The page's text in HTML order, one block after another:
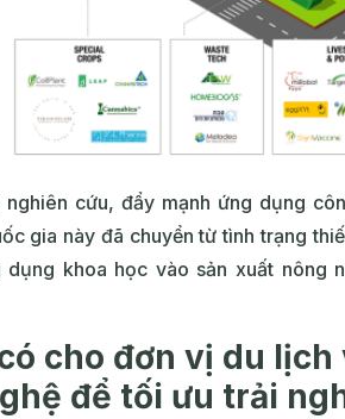
cứu, đẩy mạnh ứng dụng
gia này đã chuyển từ tình trạng
khoa học vào sản xuất nông
cho đơn vị du
để tối ưu trải